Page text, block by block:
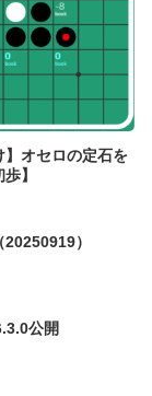
】オセロの定石を
】
）
公開